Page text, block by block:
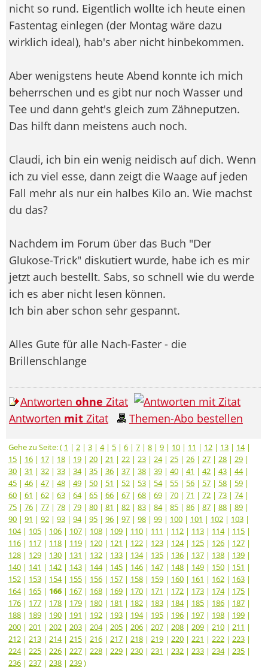
nicht so rund. Eigentlich wollte ich heute einen
Fastentag einlegen (der Montag wäre dazu
wirklich ideal), hab's aber nicht hinbekommen.
Aber wenigstens heute Abend konnte ich mich
beherrschen und es gibt nur noch Wasser und
Tee und dann geht's gleich zum Zähneputzen.
Das hilft dann meistens auch noch.
Claudi, ich bin ein wenig neidisch auf dich. Wenn
ich zu viel esse, dann zeigt die Waage auf jeden
Fall mehr als nur ein halbes Kilo an. Wie machst
du das?
Nachdem im Forum über das Buch "Der
Glukose-Trick" diskutiert wurde, habe ich es mir
jetzt auch bestellt. Sabs, so schnell wie du werde
ich es aber nicht lesen können.
Ich bin aber schon sehr gespannt.
Alles Gute für alle Nach-Faster - die
Brillenschlange
Antworten ohne Zitat
Antworten mit Zitat Themen-Abo bestellen
Gehe zu Seite: ( 1 | 2 | 3 | 4| 5 | 6 | 7 | 8 | 9 | 10 | 11 | 12 | 13 | 14|
15 | 16 | 17 | 18 | 19 | 20 | 21 | 22 | 23 | 24| 25 | 26 | 27 | 28 | 29 |
30 | 31 | 32 | 33 | 34| 35 | 36 | 37 | 38 | 39 | 40 | 41 | 42 | 43 | 44|
45 | 46 | 47 | 48 | 49 | 50 | 51 | 52 | 53 | 54| 55 | 56 | 57 | 58 | 59 |
60 | 61 | 62 | 63 | 64| 65 | 66 | 67 | 68 | 69 | 70 | 71 | 72 | 73 | 74|
75 | 76 | 77 | 78 | 79 | 80 | 81 | 82 | 83 | 84| 85 | 86 | 87 | 88 | 89 |
90 | 91 | 92 | 93 | 94| 95 | 96 | 97 | 98 | 99 | 100 | 101 | 102 | 103 |
104| 105 | 106 | 107 | 108 | 109 | 110 | 111 | 112 | 113 | 114| 115 |
116 | 117 | 118 | 119 | 120 | 121 | 122 | 123 | 124| 125 | 126 | 127 |
128 | 129 | 130 | 131 | 132 | 133 | 134| 135 | 136 | 137 | 138 | 139 |
140 | 141 | 142 | 143 | 144| 145 | 146 | 147 | 148 | 149 | 150 | 151 |
152 | 153 | 154| 155 | 156 | 157 | 158 | 159 | 160 | 161 | 162 | 163 |
164| 165 | 166 | 167 | 168 | 169 | 170 | 171 | 172 | 173 | 174| 175 |
176 | 177 | 178 | 179 | 180 | 181 | 182 | 183 | 184| 185 | 186 | 187 |
188 | 189 | 190 | 191 | 192 | 193 | 194| 195 | 196 | 197 | 198 | 199 |
200 | 201 | 202 | 203 | 204| 205 | 206 | 207 | 208 | 209 | 210 | 211 |
212 | 213 | 214| 215 | 216 | 217 | 218 | 219 | 220 | 221 | 222 | 223 |
224| 225 | 226 | 227 | 228 | 229 | 230 | 231 | 232 | 233 | 234| 235 |
236 | 237 | 238 | 239)